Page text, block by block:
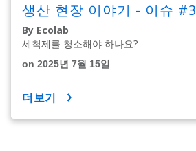
생산 현장 이야기 - 이슈 #3
By Ecolab
세척제를 청소해야 하나요?
on 2025년 7월 15일
더보기